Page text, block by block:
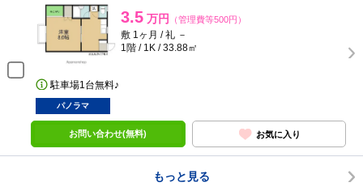
3.5 万円 （管理費等500円）
敷 1ヶ月 / 礼 －
1階 / 1K / 33.88㎡
駐車場1台無料♪
パノラマ
お問い合わせ(無料) お気に入り
もっと見る